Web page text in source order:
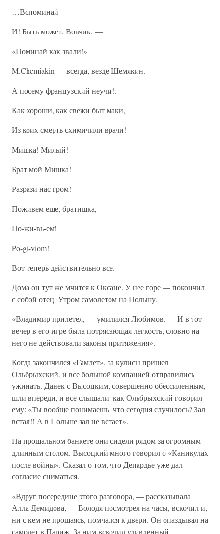
…Вспоминай
И! Быть может, Вовчик, —
«Поминай как звали!»
M.Chemiakin — всегда, везде Шемякин.
А посему французский неучи!.
Как хороши, как свежи быт маки,
Из коих смерть схимичили врачи!
Мишка! Милый!
Брат мой Мишка!
Разрази нас гром!
Поживем еще, братишка,
По-жи-вь-ем!
Po-gi-viom!
Вот теперь действительно все.
Дома он тут же мчится к Оксане. У нее горе — покончил
с собой отец. Утром самолетом на Польшу.
«Владимир прилетел, — умилился Любимов. — И в тот
вечер в его игре была потрясающая легкость, словно на
него не действовали законы притяжения».
Когда закончился «Гамлет», за кулисы пришел
Ольбрыхский, и все большой компанией отправились
ужинать. Данек с Высоцким, совершенно обессиленным,
шли впереди, и все слышали, как Ольбрыхский говорил
ему: «Ты вообще понимаешь, что сегодня случилось? Зал
встал!! А в Польше зал не встает».
На прощальном банкете они сидели рядом за огромным
длинным столом. Высоцкий много говорил о «Каникулах
после войны». Сказал о том, что Депардье уже дал
согласие сниматься.
«Вдруг посередине этого разговора, — рассказывала
Алла Демидова, — Володя посмотрел на часы, вскочил и,
ни с кем не прощаясь, помчался к двери. Он опаздывал на
самолет в Париж. За ним вскочил удивленный